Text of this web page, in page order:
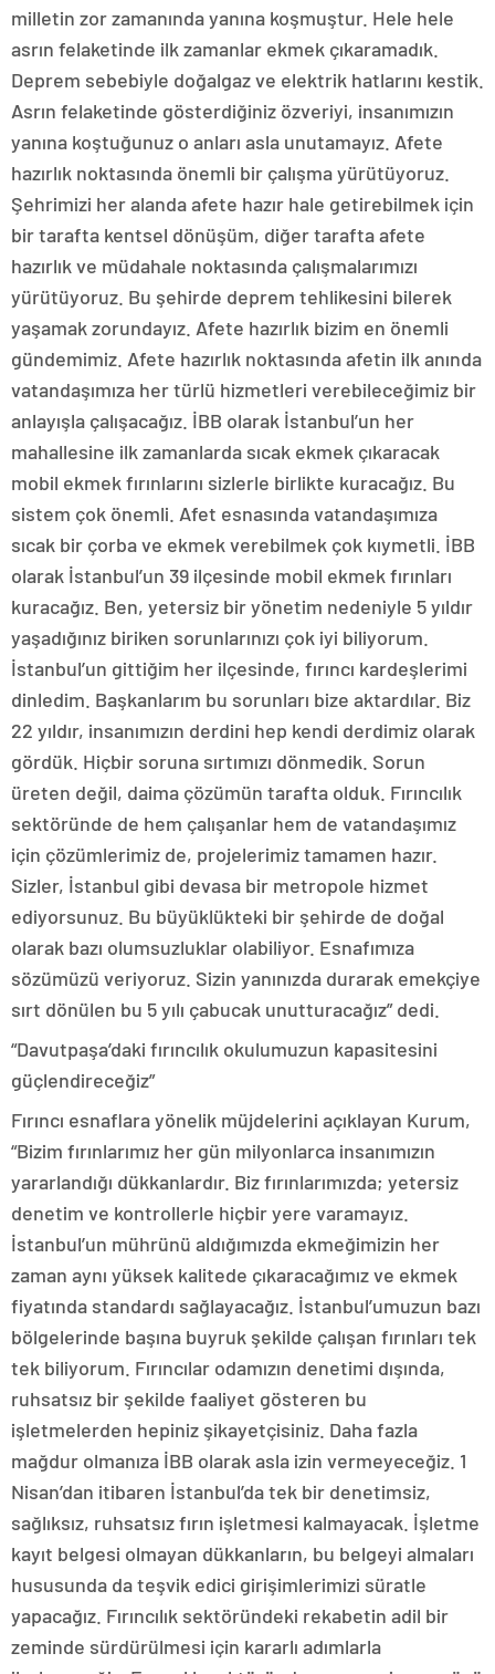
milletin zor zamanında yanına koşmuştur. Hele hele
asrın felaketinde ilk zamanlar ekmek çıkaramadık.
Deprem sebebiyle doğalgaz ve elektrik hatlarını kestik.
Asrın felaketinde gösterdiğiniz özveriyi, insanımızın
yanına koştuğunuz o anları asla unutamayız. Afete
hazırlık noktasında önemli bir çalışma yürütüyoruz.
Şehrimizi her alanda afete hazır hale getirebilmek için
bir tarafta kentsel dönüşüm, diğer tarafta afete
hazırlık ve müdahale noktasında çalışmalarımızı
yürütüyoruz. Bu şehirde deprem tehlikesini bilerek
yaşamak zorundayız. Afete hazırlık bizim en önemli
gündemimiz. Afete hazırlık noktasında afetin ilk anında
vatandaşımıza her türlü hizmetleri verebileceğimiz bir
anlayışla çalışacağız. İBB olarak İstanbul’un her
mahallesine ilk zamanlarda sıcak ekmek çıkaracak
mobil ekmek fırınlarını sizlerle birlikte kuracağız. Bu
sistem çok önemli. Afet esnasında vatandaşımıza
sıcak bir çorba ve ekmek verebilmek çok kıymetli. İBB
olarak İstanbul’un 39 ilçesinde mobil ekmek fırınları
kuracağız. Ben, yetersiz bir yönetim nedeniyle 5 yıldır
yaşadığınız biriken sorunlarınızı çok iyi biliyorum.
İstanbul’un gittiğim her ilçesinde, fırıncı kardeşlerimi
dinledim. Başkanlarım bu sorunları bize aktardılar. Biz
22 yıldır, insanımızın derdini hep kendi derdimiz olarak
gördük. Hiçbir soruna sırtımızı dönmedik. Sorun
üreten değil, daima çözümün tarafta olduk. Fırıncılık
sektöründe de hem çalışanlar hem de vatandaşımız
için çözümlerimiz de, projelerimiz tamamen hazır.
Sizler, İstanbul gibi devasa bir metropole hizmet
ediyorsunuz. Bu büyüklükteki bir şehirde de doğal
olarak bazı olumsuzluklar olabiliyor. Esnafımıza
sözümüzü veriyoruz. Sizin yanınızda durarak emekçiye
sırt dönülen bu 5 yılı çabucak unutturacağız” dedi.
“Davutpaşa’daki fırıncılık okulumuzun kapasitesini
güçlendireceğiz”
Fırıncı esnaflara yönelik müjdelerini açıklayan Kurum,
“Bizim fırınlarımız her gün milyonlarca insanımızın
yararlandığı dükkanlardır. Biz fırınlarımızda; yetersiz
denetim ve kontrollerle hiçbir yere varamayız.
İstanbul’un mührünü aldığımızda ekmeğimizin her
zaman aynı yüksek kalitede çıkaracağımız ve ekmek
fiyatında standardı sağlayacağız. İstanbul’umuzun bazı
bölgelerinde başına buyruk şekilde çalışan fırınları tek
tek biliyorum. Fırıncılar odamızın denetimi dışında,
ruhsatsız bir şekilde faaliyet gösteren bu
işletmelerden hepiniz şikayetçisiniz. Daha fazla
mağdur olmanıza İBB olarak asla izin vermeyeceğiz. 1
Nisan’dan itibaren İstanbul’da tek bir denetimsiz,
sağlıksız, ruhsatsız fırın işletmesi kalmayacak. İşletme
kayıt belgesi olmayan dükkanların, bu belgeyi almaları
hususunda da teşvik edici girişimlerimizi süratle
yapacağız. Fırıncılık sektöründeki rekabetin adil bir
zeminde sürdürülmesi için kararlı adımlarla